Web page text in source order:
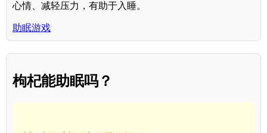
心情、减轻压力，有助于入睡。
助眠游戏
枸杞能助眠吗？